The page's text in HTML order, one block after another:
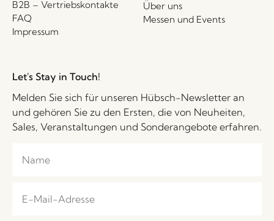
B2B – Vertriebskontakte
FAQ
Impressum
Über uns
Messen und Events
Let's Stay in Touch!
Melden Sie sich für unseren Hübsch-Newsletter an
und gehören Sie zu den Ersten, die von Neuheiten,
Sales, Veranstaltungen und Sonderangebote erfahren.